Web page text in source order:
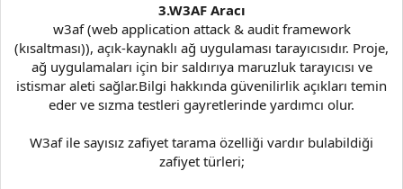
3.W3AF Aracı
w3af (web application attack & audit framework
(kısaltması)), açık-kaynaklı ağ uygulaması tarayıcısıdır. Proje,
ağ uygulamaları için bir saldırıya maruzluk tarayıcısı ve
istismar aleti sağlar.Bilgi hakkında güvenilirlik açıkları temin
eder ve sızma testleri gayretlerinde yardımcı olur.
W3af ile sayısız zafiyet tarama özelliği vardır bulabildiği
zafiyet türleri;